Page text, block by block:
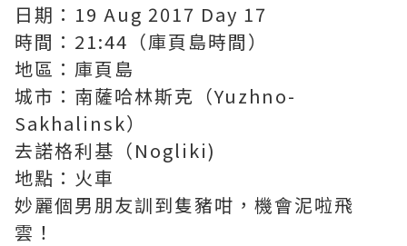
日期：19 Aug 2017 Day 17
時間：21:44（庫頁島時間）
地區：庫頁島
城市：南薩哈林斯克（Yuzhno-
Sakhalinsk）
去諾格利基（Nogliki)
地點：火車
妙麗個男朋友訓到隻豬咁，機會泥啦飛
雲！